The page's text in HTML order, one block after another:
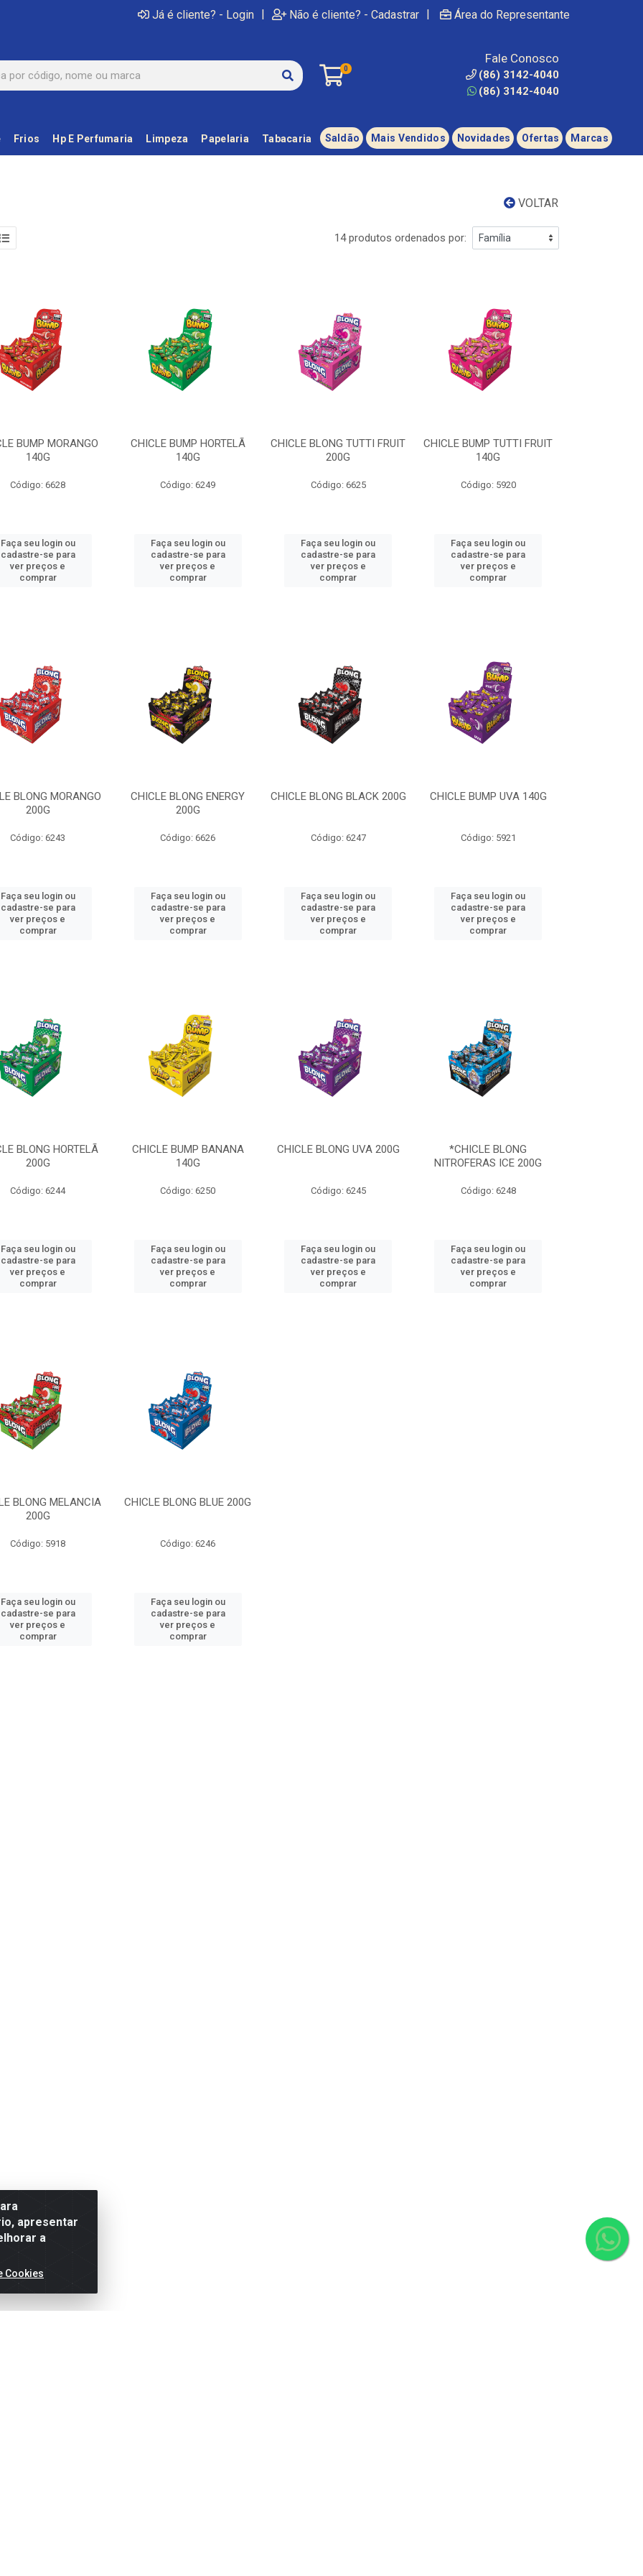
Já é cliente? - Login | Não é cliente? - Cadastrar | Área do Representante
0
Fale Conosco
(86) 3142-4040
(86) 3142-4040
Frios Hp E Perfumaria Limpeza Papelaria Tabacaria Saldão Mais Vendidos Novidades Ofertas Marcas
VOLTAR
14 produtos ordenados por:
BUMP MORANGO
140G
Código: 6628
Faça seu login ou
cadastre-se para
ver preços e
comprar
CHICLE BUMP HORTELÃ
140G
Código: 6249
Faça seu login ou
cadastre-se para
ver preços e
comprar
CHICLE BLONG TUTTI FRUIT
200G
Código: 6625
Faça seu login ou
cadastre-se para
ver preços e
comprar
CHICLE BUMP TUTTI FRUIT
140G
Código: 5920
Faça seu login ou
cadastre-se para
ver preços e
comprar
BLONG MORANGO
200G
Código: 6243
Faça seu login ou
cadastre-se para
ver preços e
comprar
CHICLE BLONG ENERGY
200G
Código: 6626
Faça seu login ou
cadastre-se para
ver preços e
comprar
CHICLE BLONG BLACK 200G
Código: 6247
Faça seu login ou
cadastre-se para
ver preços e
comprar
CHICLE BUMP UVA 140G
Código: 5921
Faça seu login ou
cadastre-se para
ver preços e
comprar
BLONG HORTELÃ
200G
Código: 6244
Faça seu login ou
cadastre-se para
ver preços e
comprar
CHICLE BUMP BANANA
140G
Código: 6250
Faça seu login ou
cadastre-se para
ver preços e
comprar
CHICLE BLONG UVA 200G
Código: 6245
Faça seu login ou
cadastre-se para
ver preços e
comprar
*CHICLE BLONG
NITROFERAS ICE 200G
Código: 6248
Faça seu login ou
cadastre-se para
ver preços e
comprar
BLONG MELANCIA
200G
Código: 5918
Faça seu login ou
cadastre-se para
ver preços e
comprar
CHICLE BLONG BLUE 200G
Código: 6246
Faça seu login ou
cadastre-se para
ver preços e
comprar
apresentar
a
Cookies